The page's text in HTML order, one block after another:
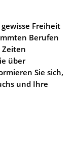
Freiheit
Berufen
Zeiten
über
Sie sich,
und Ihre